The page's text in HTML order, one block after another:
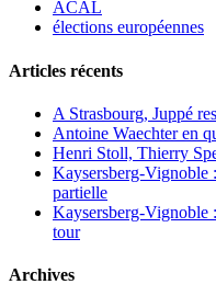
ACAL
élections européennes
Articles récents
A Strasbourg, Juppé
Antoine Waechter en
Henri Stoll, Thierry
Kaysersberg-Vignoble
partielle
Kaysersberg-Vignoble
tour
Archives